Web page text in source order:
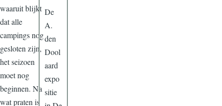
waaruit blijkt
dat alle
campings nog
gesloten zijn,
het seizoen
moet nog
beginnen. Na
wat praten is
De
A.
den
Dool
aard
expo
sitie